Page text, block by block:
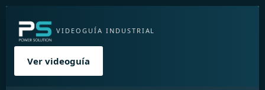
VIDEOGUÍA INDUSTRIAL
Ver videoguía